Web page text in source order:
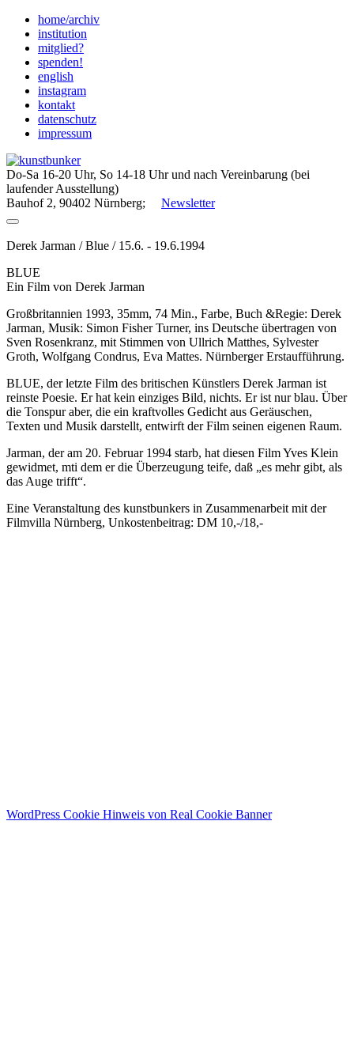
Skip
content
home/archiv
institution
mitglied?
spenden!
english
instagram
kontakt
datenschutz
impressum
Do-Sa 16-20 Uhr, So 14-18 Uhr und nach Vereinbarung (bei
laufender Ausstellung)
Bauhof 2, 90402 Nürnberg; Newsletter
Derek Jarman / Blue / 15.6. - 19.6.1994
BLUE
Ein Film von Derek Jarman
Großbritannien 1993, 35mm, 74 Min., Farbe, Buch &Regie: Derek
Jarman, Musik: Simon Fisher Turner, ins Deutsche übertragen von
Sven Rosenkranz, mit Stimmen von Ullrich Matthes, Sylvester
Groth, Wolfgang Condrus, Eva Mattes. Nürnberger Erstaufführung.
BLUE, der letzte Film des britischen Künstlers Derek Jarman ist
reinste Poesie. Er hat kein einziges Bild, nichts. Er ist nur blau. Über
die Tonspur aber, die ein kraftvolles Gedicht aus Geräuschen,
Texten und Musik darstellt, entwirft der Film seinen eigenen Raum.
Jarman, der am 20. Februar 1994 starb, hat diesen Film Yves Klein
gewidmet, mti dem er die Überzeugung teife, daß „es mehr gibt, als
das Auge trifft“.
Eine Veranstaltung des kunstbunkers in Zusammenarbeit mit der
Filmvilla Nürnberg, Unkostenbeitrag: DM 10,-/18,-
WordPress Cookie Hinweis von Real Cookie Banner